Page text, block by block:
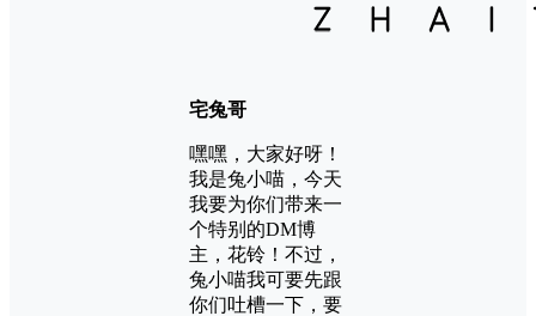
宅兔哥
嘿嘿，大家好呀！
我是兔小喵，今天
我要为你们带来一
个特别的DM博
主，花铃！不过，
兔小喵我可要先跟
你们吐槽一下，要